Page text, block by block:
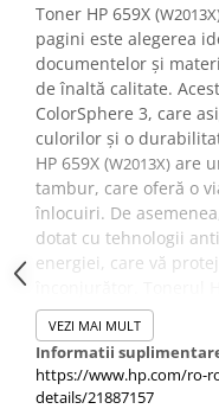
Toner HP 659X (
pagini este alegerea
documentelor și
de înaltă calitate.
ColorSphere 3, care
culorilor și o
HP 659X (W2013X) are
tambur, care oferă o
înlocuiri. De
dotat cu tehnologii
energiei, care vă
modelele HP Color
MFP M776dn, Flow
VEZI MAI MULT
Informatii
https://www.hp.com/ro-
details/21887157